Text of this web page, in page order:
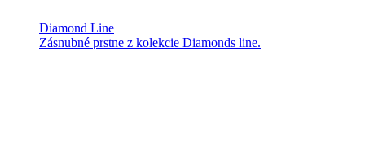
Diamond Line
Zásnubné prstne z kolekcie Diamonds line.